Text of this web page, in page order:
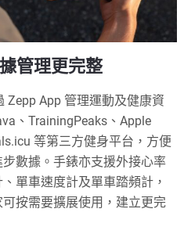
管理更完整
Zepp App 管理運動及健康資
、TrainingPeaks、Apple
等第三方健身平台，方便
數據。手錶亦支援外接心率
單車速度計及單車踏頻計，
按需要擴展使用，建立更完